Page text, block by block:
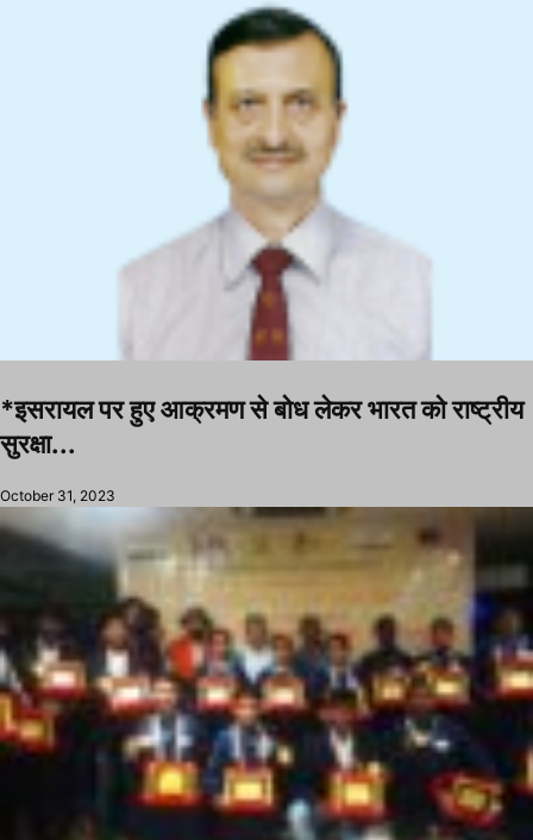
*इसरायल पर हुए आक्रमण से बोध लेकर भारत को राष्ट्रीय
सुरक्षा...
October 31, 2023